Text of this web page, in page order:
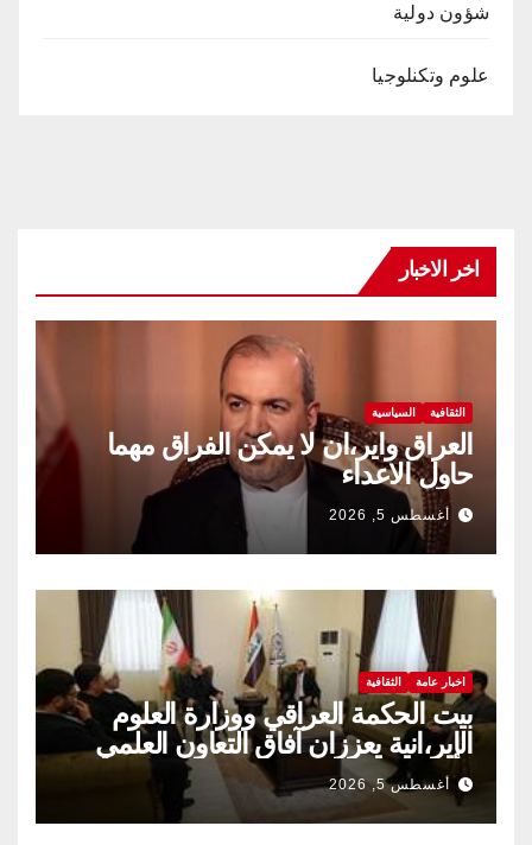
شؤون دولية
علوم وتكنلوجيا
اخر الاخبار
الثقافية السياسية
العراق واير،ان لا يمكن الفراق مهما
حاول الاعداء
أغسطس 5, 2026
اخبار عامة الثقافية
بيت الحكمة العراقي ووزارة العلوم
الإير،انية يعززان آفاق التعاون العلمي
والثقافي.
أغسطس 5, 2026